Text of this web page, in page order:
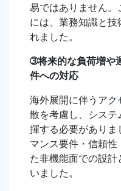
易ではありません
には、業務知識と技
れました。
➂将来的な負荷増や
件への対応
海外展開に伴うアク
散を考慮し、システ
揮する必要がありま
マンス要件・信頼
た非機能面での設
いました。